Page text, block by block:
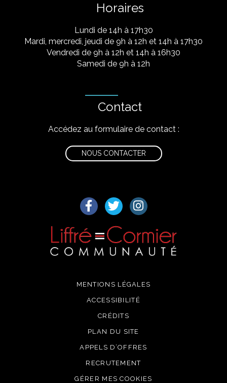
Horaires
Lundi de 14h à 17h30
Mardi, mercredi, jeudi de 9h à 12h et 14h à 17h30
Vendredi de 9h à 12h et 14h à 16h30
Samedi de 9h à 12h
Contact
Accédez au formulaire de contact :
NOUS CONTACTER
Lien vers le compte Facebook
Lien vers le compte Twitter
Lien vers le compte
MENTIONS LÉGALES
ACCESSIBILITÉ
CRÉDITS
PLAN DU SITE
APPELS D’OFFRES
RECRUTEMENT
GÉRER MES COOKIES